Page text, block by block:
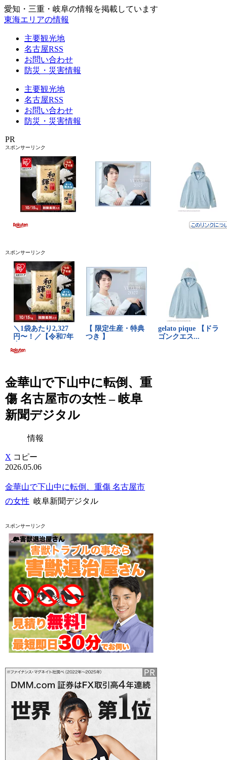
愛知・三重・岐阜の情報を掲載しています
東海エリアの情報
主要観光地
名古屋RSS
お問い合わせ
防災・災害情報
主要観光地
名古屋RSS
お問い合わせ
防災・災害情報
PR
スポンサーリンク
スポンサーリンク
金華山で下山中に転倒、重
傷 名古屋市の女性 – 岐阜
新聞デジタル
情報
X コピー
2026.05.06
金華山で下山中に転倒、重傷 名古屋市
の女性 岐阜新聞デジタル
スポンサーリンク